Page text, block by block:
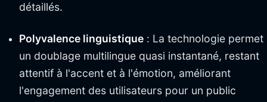
détaillés.
Polyvalence linguistique : La technologie permet
un doublage multilingue quasi instantané, restant
attentif à l'accent et à l'émotion, améliorant
l'engagement des utilisateurs pour un public